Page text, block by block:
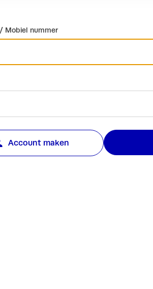
Mobiel nummer
Account maken